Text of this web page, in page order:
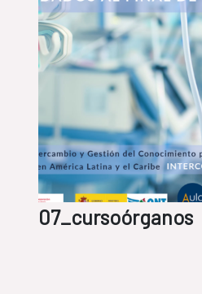
07_cursoórganos